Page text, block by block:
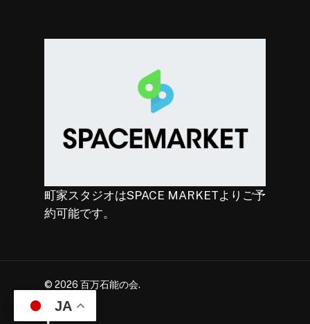
町家スタジオはSPACE MARKETよりご予
約可能です。
© 2026 百万石能の会.
JA